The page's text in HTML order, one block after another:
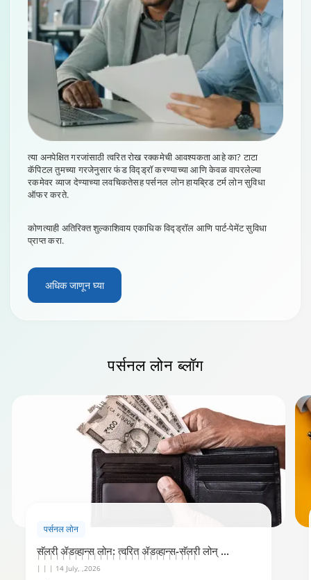
त्या अनपेक्षित गरजांसाठी त्वरित रोख रक्कमेची आवश्यकता आहे का? टाटा
कॅपिटल तुमच्या गरजेनुसार फंड विद्ड्रॉ करण्याच्या आणि केवळ वापरलेल्या
रकमेवर व्याज देण्याच्या लवचिकतेसह पर्सनल लोन हायब्रिड टर्म लोन सुविधा
ऑफर करते.
कोणत्याही अतिरिक्त शुल्काशिवाय एकाधिक विद्ड्रॉल आणि पार्ट-पेमेंट सुविधा
प्राप्त करा.
अधिक जाणून घ्या
पर्सनल लोनब्लॉग
पर्सनल लोन
सॅलरी ॲडव्हान्स लोन: त्वरित ॲडव्हान्स-सॅलरी लोन् ...
| | | | | | | | | | | | | | | | | | | | | | | | | |
| | | 14 July, ,2026